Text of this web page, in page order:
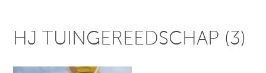
HJ TUINGEREEDSCHAP (3)